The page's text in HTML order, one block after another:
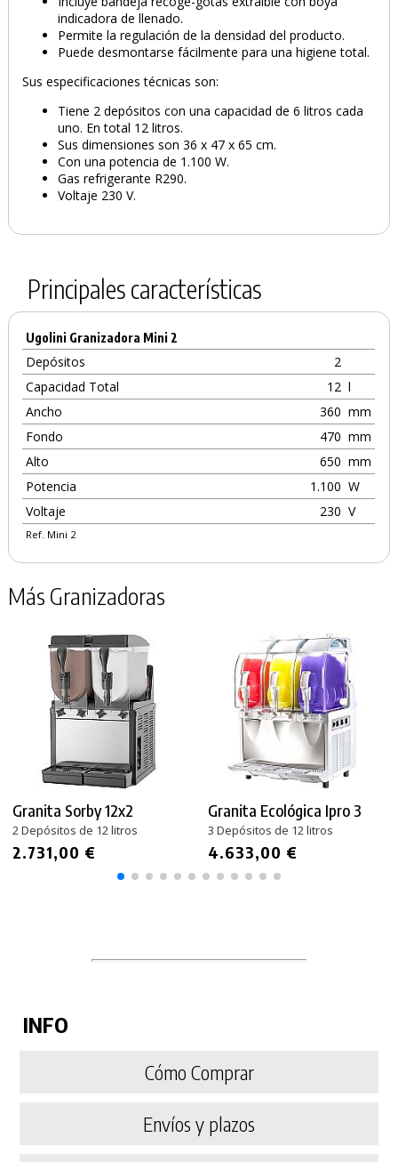
PRODUCTO AÑADIDO AL CARRITO
indicadora de llenado.
Permite la regulación de la densidad del producto.
Puede desmontarse fácilmente para una higiene total.
Sus especificaciones técnicas son:
Tiene 2 depósitos con una capacidad de 6 litros cada
uno. En total 12 litros.
Sus dimensiones son 36 x 47 x 65 cm.
Con una potencia de 1.100 W.
Gas refrigerante R290.
Voltaje 230 V.
Principales características
Ugolini Granizadora Mini 2
Depósitos
2
Capacidad Total
12 l
Ancho
360 mm
Fondo
470 mm
Alto
650 mm
Potencia
1.100 W
Voltaje
230 V
Ref. Mini 2
Más Granizadoras
Granita Sorby 12x2
2 Depósitos de 12 litros
2.731,00 €
Granita Ecológica Ipro 3
3 Depósitos de 12 litros
4.633,00 €
INFO
Cómo Comprar
Envíos y plazos